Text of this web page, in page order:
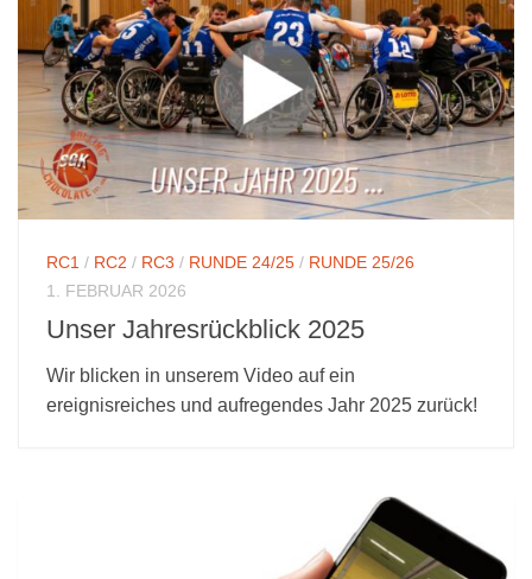
RC1 / RC2 / RC3 / RUNDE 24/25 / RUNDE 25/26
1. FEBRUAR 2026
Unser Jahresrückblick 2025
Wir blicken in unserem Video auf ein
ereignisreiches und aufregendes Jahr 2025 zurück!